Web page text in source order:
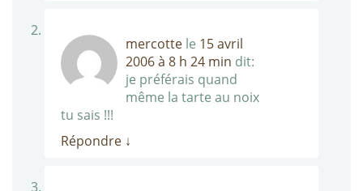
mercotte le 15 avril
2006 à 8 h 24 min dit:
je préférais quand
même la tarte au noix
tu sais !!!
Répondre ↓